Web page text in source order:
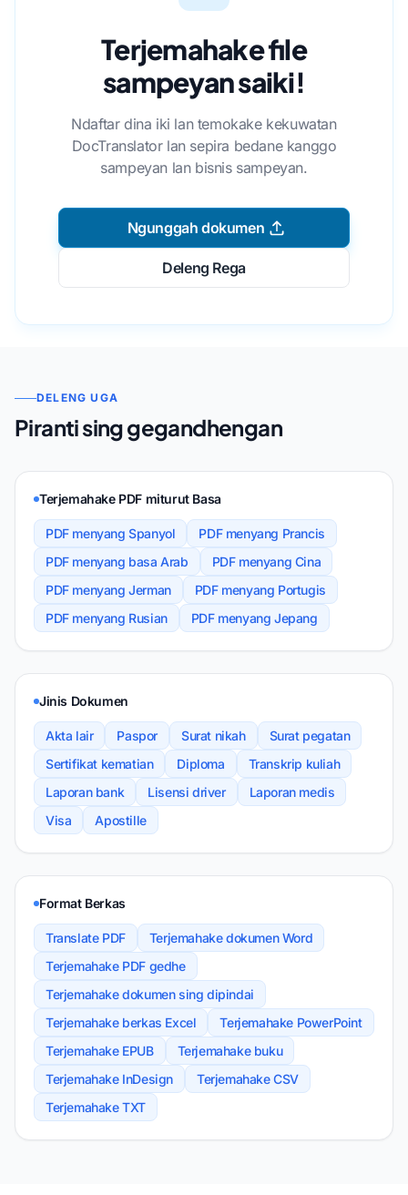
Terjemahake file
sampeyan saiki!
Ndaftar dina iki lan temokake kekuwatan
DocTranslator lan sepira bedane kanggo
sampeyan lan bisnis sampeyan.
Ngunggah dokumen
Deleng Rega
DELENG UGA
Piranti sing gegandhengan
Terjemahake PDF miturut Basa
PDF menyang Spanyol
PDF menyang Prancis
PDF menyang basa Arab
PDF menyang Cina
PDF menyang Jerman
PDF menyang Portugis
PDF menyang Rusian
PDF menyang Jepang
Jinis Dokumen
Akta lair Paspor Surat nikah
Surat pegatan
Sertifikat kematian
Diploma
Transkrip kuliah
Laporan bank
Lisensi driver
Laporan medis
Visa
Apostille
Format Berkas
Translate PDF
Terjemahake dokumen Word
Terjemahake PDF gedhe
Terjemahake dokumen sing dipindai
Terjemahake berkas Excel
Terjemahake PowerPoint
Terjemahake EPUB
Terjemahake buku
Terjemahake InDesign
Terjemahake CSV
Terjemahake TXT